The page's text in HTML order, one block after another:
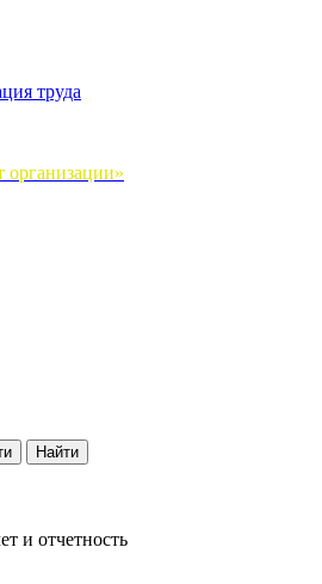
труда
организации»
Найти
и отчетность